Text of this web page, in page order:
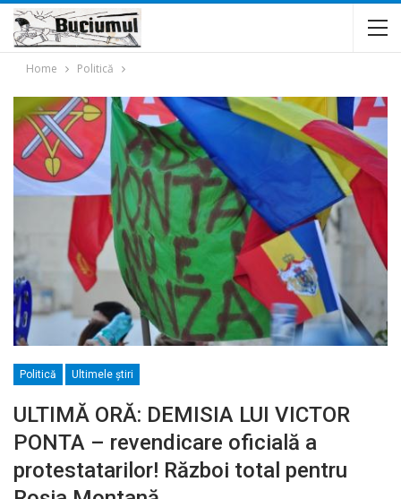
Home Politică
Politică Ultimele ştiri
ULTIMĂ ORĂ: DEMISIA LUI VICTOR
PONTA – revendicare oficială a
protestatarilor! Război total pentru